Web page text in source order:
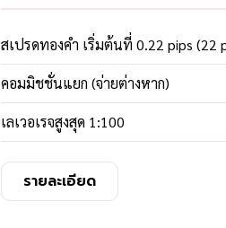
สเปรดทองคำ เริ่มต้นที่ 0.22 pips (22
คอมมิชชั่นแยก (จ่ายต่างหาก)
เลเวอเรจสูงสุด 1:100
รายละเอียด